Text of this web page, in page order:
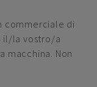
commerciale di
il/la vostro/a
macchina. Non